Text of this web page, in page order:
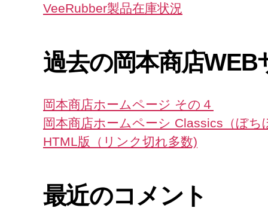
VeeRubber製品在庫状況
過去の岡本商店WEB
岡本商店ホームページ その４
岡本商店ホームペーシ Classics（ぼち
HTML版（リンク切れ多数)
最近のコメント